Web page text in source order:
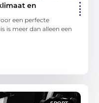
en
een perfecte
is meer dan alleen een